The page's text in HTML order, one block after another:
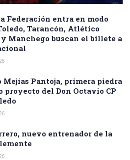
Federación entra en modo
Tarancón, Atlético
Manchego buscan el billete a
Mejías Pantoja, primera piedra
proyecto del Don Octavio CP
nuevo entrenador de la